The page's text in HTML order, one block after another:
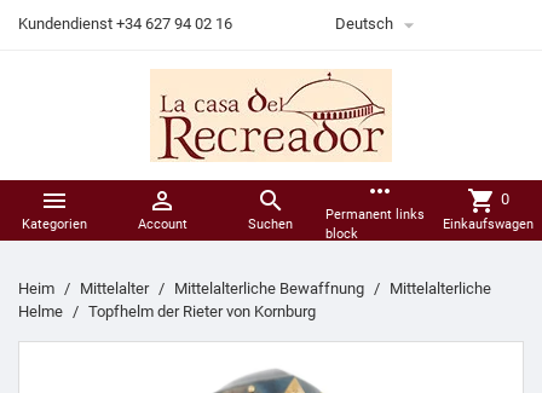
Kundendienst +34 627 94 02 16 Deutsch 

Kategorien

Account

Suchen
more_horiz
Permanent links
block
shopping_cart 0
Einkaufswagen
Heim Mittelalter Mittelalterliche Bewaffnung
Mittelalterliche
Helme
Topfhelm der Rieter von Kornburg